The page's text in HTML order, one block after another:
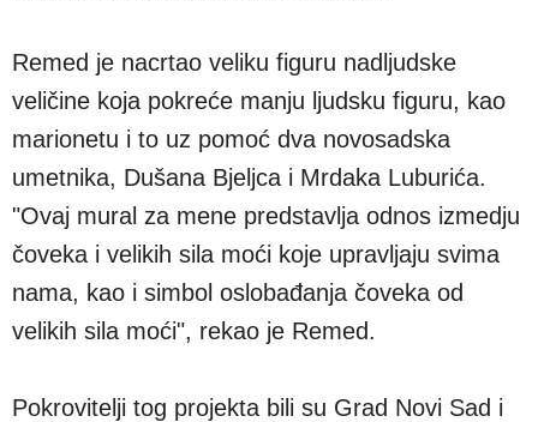
Remed je nacrtao veliku figuru nadljudske
veličine koja pokreće manju ljudsku figuru, kao
marionetu i to uz pomoć dva novosadska
umetnika, Dušana Bjeljca i Mrdaka Luburića.
"Ovaj mural za mene predstavlja odnos izmedju
čoveka i velikih sila moći koje upravljaju svima
nama, kao i simbol oslobađanja čoveka od
velikih sila moći", rekao je Remed.
Pokrovitelji tog projekta bili su Grad Novi Sad i